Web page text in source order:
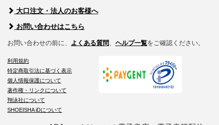
大口注文・法人のお客様へ
お問い合わせはこちら
お問い合わせの前に、 よくある質問、 ヘルプ一覧をご確認ください。
利用規約
特定商取引法に基づく表示
個人情報保護について
著作権・リンクについて
翔泳社について
SHOEISHA iDについて